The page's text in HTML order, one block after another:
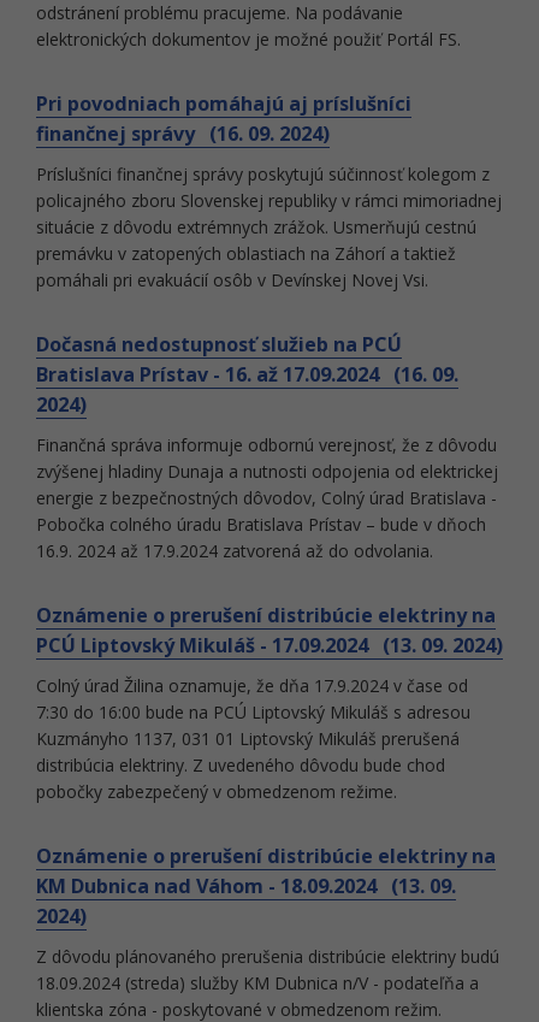
odstránení problému pracujeme. Na podávanie
elektronických dokumentov je možné použiť Portál FS.
Pri povodniach pomáhajú aj príslušníci
finančnej správy (16. 09. 2024)
Príslušníci finančnej správy poskytujú súčinnosť kolegom z
policajného zboru Slovenskej republiky v rámci mimoriadnej
situácie z dôvodu extrémnych zrážok. Usmerňujú cestnú
premávku v zatopených oblastiach na Záhorí a taktiež
pomáhali pri evakuácií osôb v Devínskej Novej Vsi.
Dočasná nedostupnosť služieb na PCÚ
Bratislava Prístav - 16. až 17.09.2024 (16. 09.
2024)
Finančná správa informuje odbornú verejnosť, že z dôvodu
zvýšenej hladiny Dunaja a nutnosti odpojenia od elektrickej
energie z bezpečnostných dôvodov, Colný úrad Bratislava -
Pobočka colného úradu Bratislava Prístav – bude v dňoch
16.9. 2024 až 17.9.2024 zatvorená až do odvolania.
Oznámenie o prerušení distribúcie elektriny na
PCÚ Liptovský Mikuláš - 17.09.2024 (13. 09. 2024)
Colný úrad Žilina oznamuje, že dňa 17.9.2024 v čase od
7:30 do 16:00 bude na PCÚ Liptovský Mikuláš s adresou
Kuzmányho 1137, 031 01 Liptovský Mikuláš prerušená
distribúcia elektriny. Z uvedeného dôvodu bude chod
pobočky zabezpečený v obmedzenom režime.
Oznámenie o prerušení distribúcie elektriny na
KM Dubnica nad Váhom - 18.09.2024 (13. 09.
2024)
Z dôvodu plánovaného prerušenia distribúcie elektriny budú
18.09.2024 (streda) služby KM Dubnica n/V - podateľňa a
klientska zóna - poskytované v obmedzenom režim.